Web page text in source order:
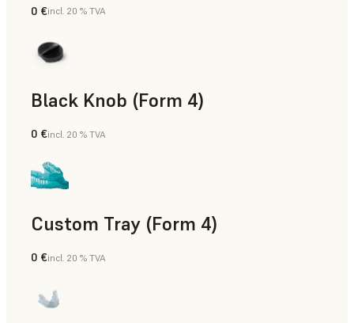
Ingénierie
0 €incl. 20 % TVA
Black Knob (Form 4)
Résine standard
0 €incl. 20 % TVA
Custom Tray (Form 4)
Dentaire
0 €incl. 20 % TVA